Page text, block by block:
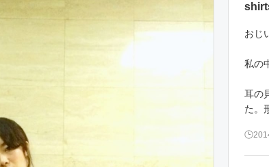
おじ
私の
耳の
た。